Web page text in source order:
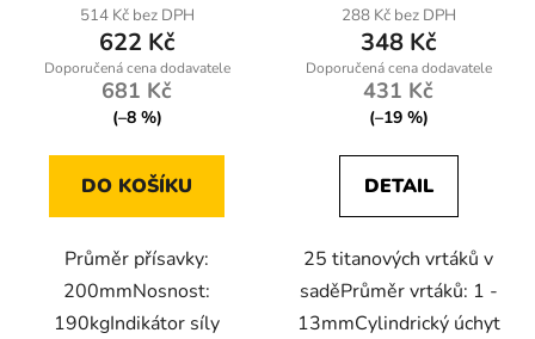
514 Kč bez DPH
622 Kč
681 Kč
(–8 %)
DO KOŠÍKU
Průměr přísavky:
200mmNosnost:
190kgIndikátor síly
288 Kč bez DPH
348 Kč
431 Kč
(–19 %)
DETAIL
25 titanových vrtáků v
saděPrůměr vrtáků: 1 -
13mmCylindrický úchyt